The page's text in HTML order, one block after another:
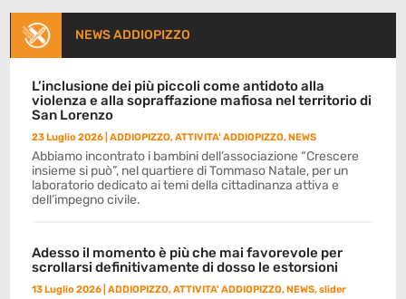
NEWS ADDIOPIZZO
L’inclusione dei più piccoli come antidoto alla
violenza e alla sopraffazione mafiosa nel territorio di
San Lorenzo
23 Luglio 2026 |ADDIOPIZZO,ATTIVITA' ADDIOPIZZO,NEWS
Abbiamo incontrato i bambini dell’associazione “Crescere
insieme si può”, nel quartiere di Tommaso Natale, per un
laboratorio dedicato ai temi della cittadinanza attiva e
dell’impegno civile.
Adesso il momento è più che mai favorevole per
scrollarsi definitivamente di dosso le estorsioni
13 Luglio 2026 |ADDIOPIZZO,ATTIVITA' ADDIOPIZZO,NEWS,slider